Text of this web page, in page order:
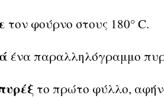
τον φούρνο στους 180° C.
ένα παραλληλόγραμμο
το πρώτο φύλλο,